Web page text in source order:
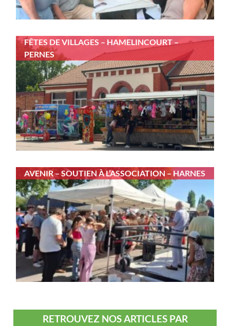
FÊTES DE VILLAGES – HAMELINCOURT –
PERNES
AVENIR – SOUTIEN À L’ASSOCIATION – HARNES
RETROUVEZ NOS ARTICLES PAR